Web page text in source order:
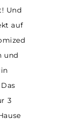
Und
auf
und
3